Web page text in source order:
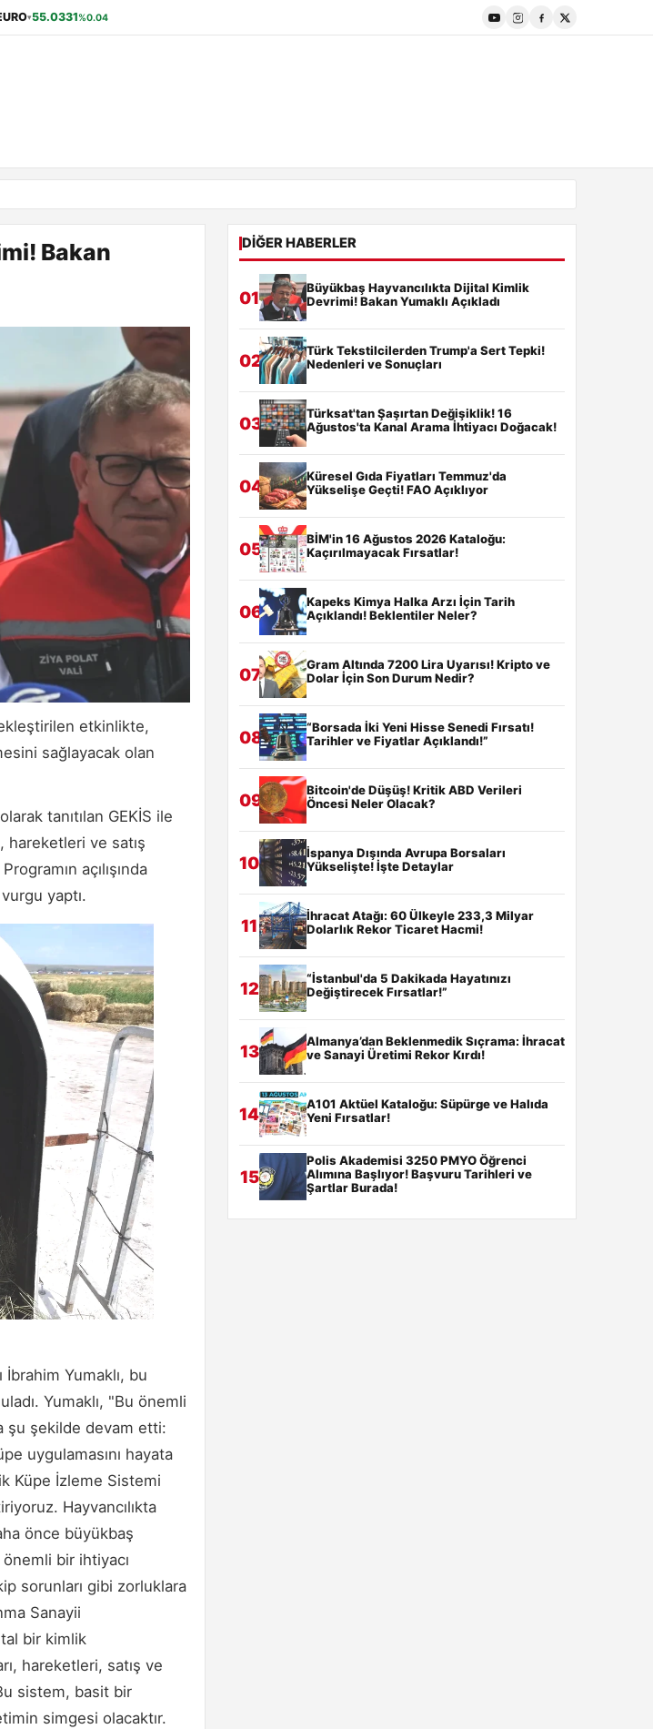
▾55.0331%0.04
Bakan
etkinlikte,
sağlayacak olan
tanıtılan GEKİS ile
hareketleri ve satış
açılışında
yaptı.
İbrahim Yumaklı, bu
Yumaklı, "Bu önemli
şu şekilde devam etti:
uygulamasını hayata
Küpe İzleme Sistemi
Hayvancılıkta
önce büyükbaş
bir ihtiyacı
sorunları gibi zorluklara
Sanayii
bir kimlik
hareketleri, satış ve
sistem, basit bir
simgesi olacaktır.
DIĞER HABERLER
01
Büyükbaş Hayvancılıkta Dijital Kimlik
Devrimi! Bakan Yumaklı Açıkladı
02
Türk Tekstilcilerden Trump'a Sert Tepki!
Nedenleri ve Sonuçları
03
Türksat'tan Şaşırtan Değişiklik! 16
Ağustos'ta Kanal Arama İhtiyacı Doğacak!
04
Küresel Gıda Fiyatları Temmuz'da
Yükselişe Geçti! FAO Açıklıyor
05
BİM'in 16 Ağustos 2026 Kataloğu:
Kaçırılmayacak Fırsatlar!
06
Kapeks Kimya Halka Arzı İçin Tarih
Açıklandı! Beklentiler Neler?
07
Gram Altında 7200 Lira Uyarısı! Kripto ve
Dolar İçin Son Durum Nedir?
08
“Borsada İki Yeni Hisse Senedi Fırsatı!
Tarihler ve Fiyatlar Açıklandı!”
09
Bitcoin'de Düşüş! Kritik ABD Verileri
Öncesi Neler Olacak?
10
İspanya Dışında Avrupa Borsaları
Yükselişte! İşte Detaylar
11
İhracat Atağı: 60 Ülkeyle 233,3 Milyar
Dolarlık Rekor Ticaret Hacmi!
12
“İstanbul'da 5 Dakikada Hayatınızı
Değiştirecek Fırsatlar!”
13
Almanya’dan Beklenmedik Sıçrama: İhracat
ve Sanayi Üretimi Rekor Kırdı!
14
A101 Aktüel Kataloğu: Süpürge ve Halıda
Yeni Fırsatlar!
15
Polis Akademisi 3250 PMYO Öğrenci
Alımına Başlıyor! Başvuru Tarihleri ve
Şartlar Burada!